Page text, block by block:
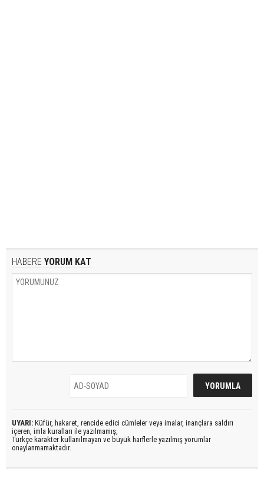
HABERE YORUM KAT
UYARI: Küfür, hakaret, rencide edici cümleler veya imalar, inançlara saldırı
içeren, imla kuralları ile yazılmamış,
Türkçe karakter kullanılmayan ve büyük harflerle yazılmış yorumlar
onaylanmamaktadır.